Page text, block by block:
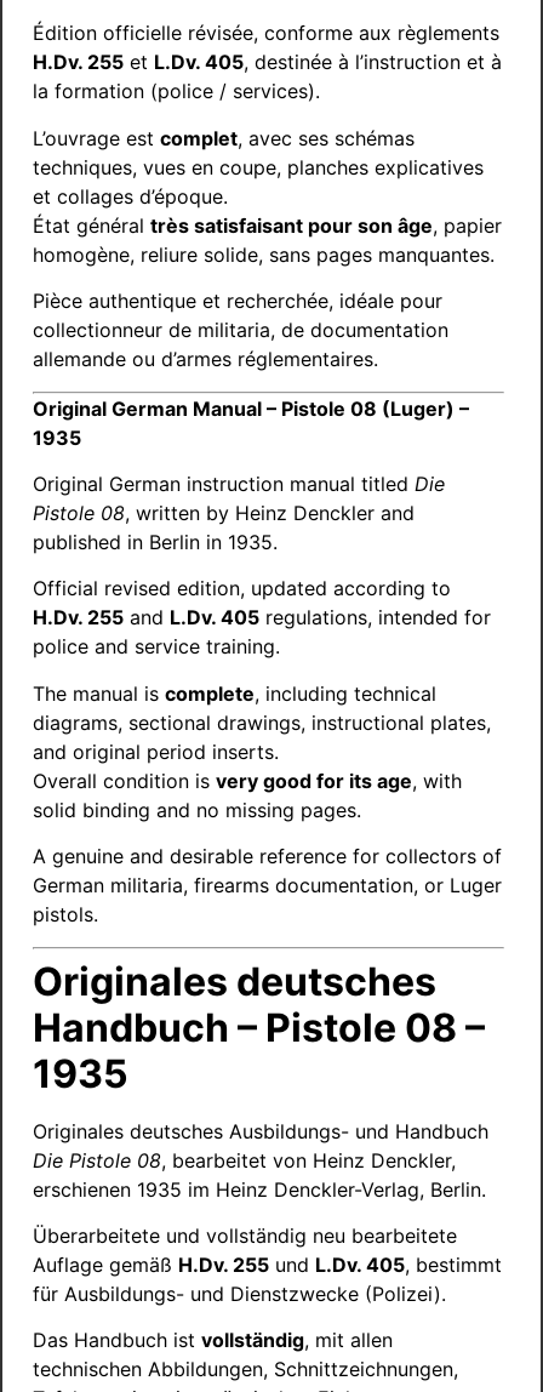
Édition officielle révisée, conforme aux règlements
H.Dv. 255 et L.Dv. 405, destinée à l’instruction et à
la formation (police / services).
L’ouvrage est complet, avec ses schémas
techniques, vues en coupe, planches explicatives
et collages d’époque.
État général très satisfaisant pour son âge, papier
homogène, reliure solide, sans pages manquantes.
Pièce authentique et recherchée, idéale pour
collectionneur de militaria, de documentation
allemande ou d’armes réglementaires.
Original German Manual – Pistole 08 (Luger) –
1935
Original German instruction manual titled Die
Pistole 08, written by Heinz Denckler and
published in Berlin in 1935.
Official revised edition, updated according to
H.Dv. 255 and L.Dv. 405 regulations, intended for
police and service training.
The manual is complete, including technical
diagrams, sectional drawings, instructional plates,
and original period inserts.
Overall condition is very good for its age, with
solid binding and no missing pages.
A genuine and desirable reference for collectors of
German militaria, firearms documentation, or Luger
pistols.
Originales deutsches
Handbuch – Pistole 08 –
1935
Originales deutsches Ausbildungs- und Handbuch
Die Pistole 08, bearbeitet von Heinz Denckler,
erschienen 1935 im Heinz Denckler-Verlag, Berlin.
Überarbeitete und vollständig neu bearbeitete
Auflage gemäß H.Dv. 255 und L.Dv. 405, bestimmt
für Ausbildungs- und Dienstzwecke (Polizei).
Das Handbuch ist vollständig, mit allen
technischen Abbildungen, Schnittzeichnungen,